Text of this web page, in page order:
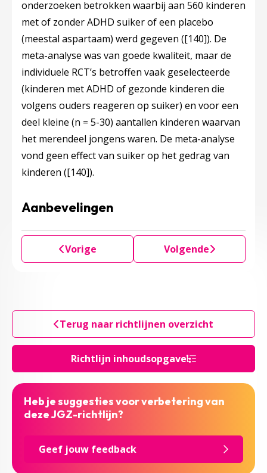
Richtlijn inhoudsopgave
onderzoeken betrokken waarbij aan 560 kinderen
met of zonder ADHD suiker of een placebo
(meestal aspartaam) werd gegeven ([140]). De
meta-analyse was van goede kwaliteit, maar de
individuele RCT’s betroffen vaak geselecteerde
(kinderen met ADHD of gezonde kinderen die
volgens ouders reageren op suiker) en voor een
deel kleine (n = 5-30) aantallen kinderen waarvan
het merendeel jongens waren. De meta-analyse
vond geen effect van suiker op het gedrag van
kinderen ([140]).
Aanbevelingen
Vorige Volgende
Terug naar richtlijnen overzicht
Heb je suggesties voor verbetering van
deze JGZ-richtlijn?
Geef jouw feedback